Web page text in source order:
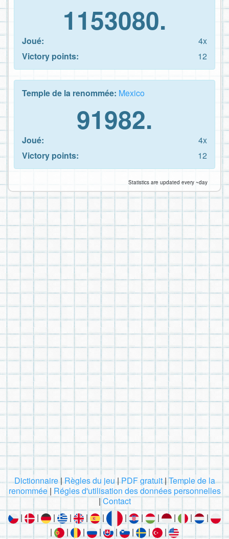
1153080.
Joué:
4x
Victory points:
12
Temple de la renommée: Mexico
91982.
Joué:
4x
Victory points:
12
Statistics are updated every ~day
Dictionnaire|Règles du jeu|PDF gratuit|Temple de la
renommée| Régles d'utilisation des données personnelles
|Contact
|
| | | | | | | | | |
|
|
| | | | | | |